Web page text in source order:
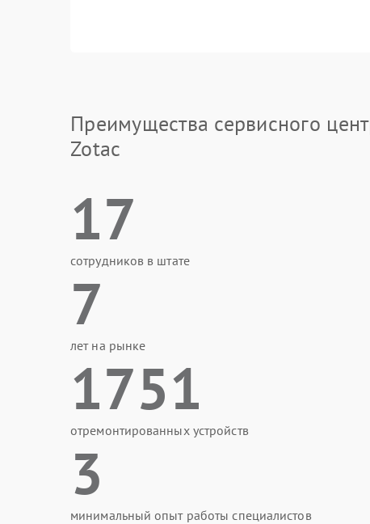
Преимущества сервисного
Zotac
17
сотрудников в штате
7
лет на рынке
1751
отремонтированных устройств
3
минимальный опыт работы специалистов